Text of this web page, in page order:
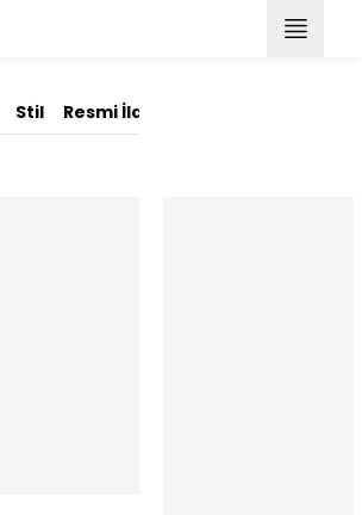
Stil Resmi İlanlar